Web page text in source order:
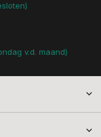
v.d. maand)